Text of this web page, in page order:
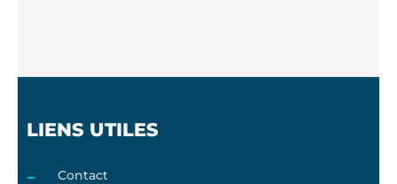
LIENS UTILES
Contact